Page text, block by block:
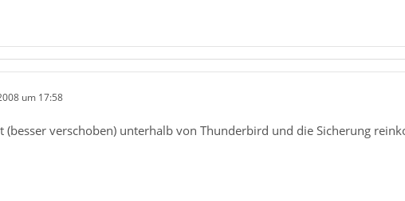
um 17:58
(besser verschoben) unterhalb von Thunderbird und die Sicherung